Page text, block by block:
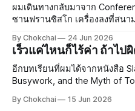
เป็นสิ
ผมเดินทางกลับมาจาก
ซานฟรานซิสโก เครื่องลงที่สน
เพราะลองซื้อหมอนรองคอจาก
ใช้ดู หมอนเป็นลายการ์ตูน มีรูป
By Chokchai 24 Jun 2026
เร็วแค่ไหนก็ไร้ค่า ถ้าไป
อีกบทเรียนที่ผมได้จากหนังสือ
Busywork, and the Myth of
Efficiency คืออะไร? Efficiency แปลว่า "ประสิทธิภาพ" ยก
By Chokchai 15 Jun 2026